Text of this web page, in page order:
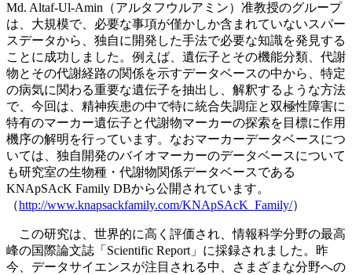
Md. Altaf-Ul-Amin（アルタフウルアミン）准教授のグループ
は、大規模で、必要な事項が僅かしか含まれていないスパー
スデータから、独自に開発した手法で必要な知識を発見する
ことに成功しました。例えば、遺伝子とその機能分類、代謝
物とその代謝経路の関係を示すデータベースの中から、特定
の病気に関わる重要な遺伝子を抽出し、解釈するような方法
で、今回は、精神疾患の中で特に統合失調症と双極性障害に
特有のマーカー遺伝子と代謝物マーカーの探索を目標に作用
機序の解明を行っています。なおマーカーデータベースにつ
いては、独自開発のバイオマーカーのデータベースについて
も研究室の生物種・代謝物関係データベースである
KNApSAcK Family DBから公開されています。
（http://www.knapsackfamily.com/KNApSAcK_Family/）
この研究は、世界的に高く評価され、情報科学分野の最高
峰の国際論文誌「Scientific Report」に採録されました。昨
今、データサイエンスが注目される中、さまざまな分野への